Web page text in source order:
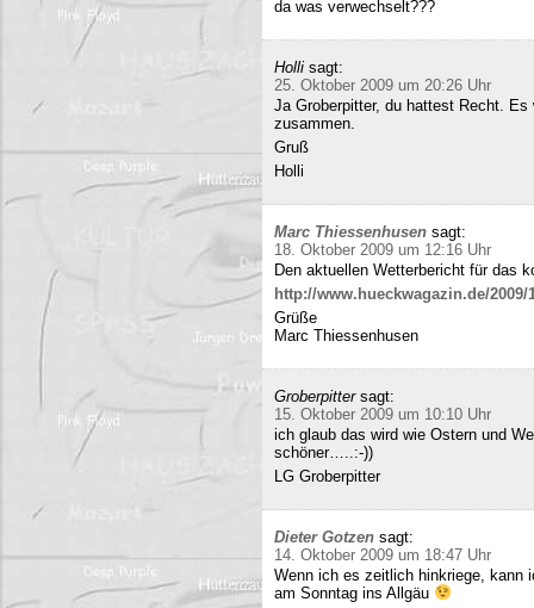
da was verwechselt???
Holli sagt:
25. Oktober 2009 um 20:26 Uhr
Ja Groberpitter, du hattest Recht.
zusammen.
Gruß
Holli
Marc Thiessenhusen sagt:
18. Oktober 2009 um 12:16 Uhr
Den aktuellen Wetterbericht für das
http://www.hueckwagazin.de/2009/
Grüße
Marc Thiessenhusen
Groberpitter sagt:
15. Oktober 2009 um 10:10 Uhr
ich glaub das wird wie Ostern und
schöner…..:-))
LG Groberpitter
Dieter Gotzen sagt:
14. Oktober 2009 um 18:47 Uhr
Wenn ich es zeitlich hinkriege, kann
am Sonntag ins Allgäu